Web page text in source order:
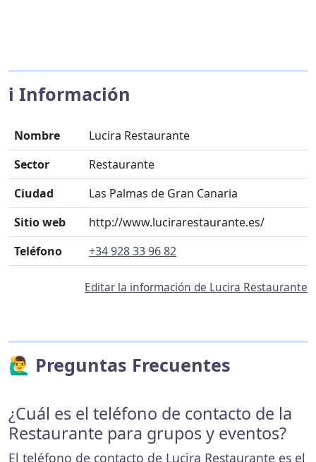
ℹ️ Información
Nombre
Lucira Restaurante
Sector
Restaurante
Ciudad
Las Palmas de Gran Canaria
Sitio web
http://www.lucirarestaurante.es/
Teléfono
+34 928 33 96 82
Editar la información de Lucira Restaurante
🙋‍♂️ Preguntas Frecuentes
¿Cuál es el teléfono de contacto de la
Restaurante para grupos y eventos?
El teléfono de contacto de Lucira Restaurante es el